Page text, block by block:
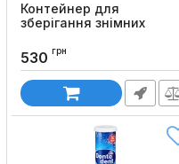
Контейнер для
зберігання знімних
BDC 111 (синій, з
решіткою)
Код товару: 376
530 грн